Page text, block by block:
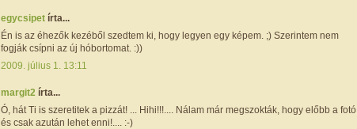
egycsipet írta...
Én is az éhezők kezéből szedtem ki, hogy legyen egy képem. ;) Szerintem nem
fogják csípni az új hóbortomat. :))
2009. július 1. 13:11
margit2 írta...
Ó, hát Ti is szeretitek a pizzát! ... Hihi!!!.... Nálam már megszokták, hogy előbb a fotó,
és csak azután lehet enni!.... :-)